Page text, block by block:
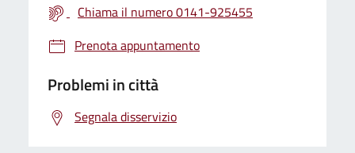
Chiama il numero 0141-925455
Prenota appuntamento
Problemi in città
Segnala disservizio